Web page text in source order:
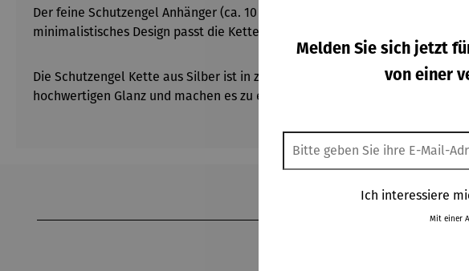
Der feine Schutzengel Anhänger (ca. 10 mm) ist filigran gearbeitet und
minimalistisches Design passt die Kette zu jedem Stil – ob im Alltag, im
Die Schutzengel Kette aus Silber ist in zwei edlen Varianten erhältlich:
hochwertigen Glanz und machen es zu einem zeitlosen Accessoire.
Melden Sie sich jetzt
von einer
Ich interessiere
Mit einer